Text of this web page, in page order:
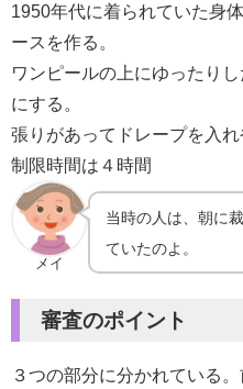
1950年代に着られていた身
ースを作る。
ワンピールの上にゆったり
にする。
張りがあってドレープを入れ
制限時間は４時間
メイ
当時の人は、朝に
ていたのよ。
審査のポイント
３つの部分に分かれている